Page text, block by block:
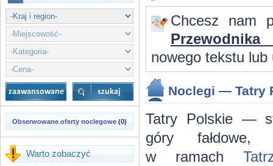
Chcesz nam
Przewodnika
nowego tekstu
Noclegi — Tatry
Tatry Polskie —
góry fałdowe,
w ramach
Obserwowane oferty noclegowe (0)
Warto zobaczyć